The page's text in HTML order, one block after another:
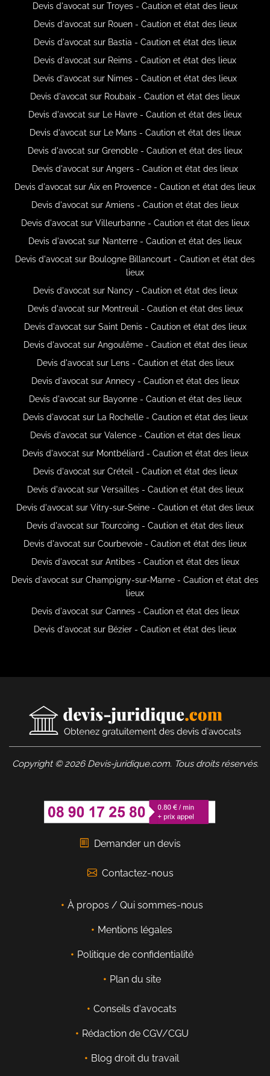
Devis d'avocat sur Troyes - Caution et état des lieux
Devis d'avocat sur Rouen - Caution et état des lieux
Devis d'avocat sur Bastia - Caution et état des lieux
Devis d'avocat sur Reims - Caution et état des lieux
Devis d'avocat sur Nimes - Caution et état des lieux
Devis d'avocat sur Roubaix - Caution et état des lieux
Devis d'avocat sur Le Havre - Caution et état des lieux
Devis d'avocat sur Le Mans - Caution et état des lieux
Devis d'avocat sur Grenoble - Caution et état des lieux
Devis d'avocat sur Angers - Caution et état des lieux
Devis d'avocat sur Aix en Provence - Caution et état des lieux
Devis d'avocat sur Amiens - Caution et état des lieux
Devis d'avocat sur Villeurbanne - Caution et état des lieux
Devis d'avocat sur Nanterre - Caution et état des lieux
Devis d'avocat sur Boulogne Billancourt - Caution et état des
lieux
Devis d'avocat sur Nancy - Caution et état des lieux
Devis d'avocat sur Montreuil - Caution et état des lieux
Devis d'avocat sur Saint Denis - Caution et état des lieux
Devis d'avocat sur Angoulême - Caution et état des lieux
Devis d'avocat sur Lens - Caution et état des lieux
Devis d'avocat sur Annecy - Caution et état des lieux
Devis d'avocat sur Bayonne - Caution et état des lieux
Devis d'avocat sur La Rochelle - Caution et état des lieux
Devis d'avocat sur Valence - Caution et état des lieux
Devis d'avocat sur Montbéliard - Caution et état des lieux
Devis d'avocat sur Créteil - Caution et état des lieux
Devis d'avocat sur Versailles - Caution et état des lieux
Devis d'avocat sur Vitry-sur-Seine - Caution et état des lieux
Devis d'avocat sur Tourcoing - Caution et état des lieux
Devis d'avocat sur Courbevoie - Caution et état des lieux
Devis d'avocat sur Antibes - Caution et état des lieux
Devis d'avocat sur Champigny-sur-Marne - Caution et état des
lieux
Devis d'avocat sur Cannes - Caution et état des lieux
Devis d'avocat sur Bézier - Caution et état des lieux
Copyright © 2026 Devis-juridique.com. Tous droits réservés.
Demander un devis
Contactez-nous
À propos / Qui sommes-nous
Mentions légales
Politique de confidentialité
Plan du site
Conseils d'avocats
Rédaction de CGV/CGU
Blog droit du travail